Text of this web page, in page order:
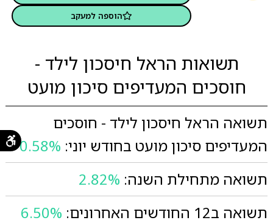
הוספה למעקב
תשואות הראל חיסכון לילד -
חוסכים המעדיפים סיכון מועט
תשואה הראל חיסכון לילד - חוסכים
המעדיפים סיכון מועט בחודש יוני: 0.58%
תשואה מתחילת השנה: 2.82%
תשואה ב12 החודשים האחרונים:
6.50%